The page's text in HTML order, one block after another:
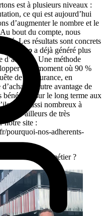
est à plusieurs niveaux :
ce qui est aujourd’hui
d’augmenter le nombre et le
bout du compte, nous
Les résultats sont concrets
que Pro a déjà généré plus
d’affaires. Une méthode
à un moment où 90 %
de réassurance, en
L’autre avantage de
bénéfices sur le long terme aux
sont aussi nombreux à
d’ailleurs de très
notre site :
pourquoi-nos-adherents-
exercer votre métier ?